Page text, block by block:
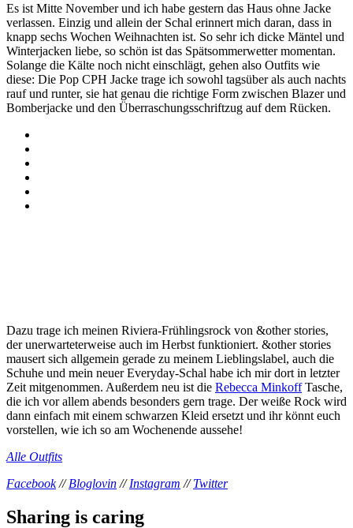
Es ist Mitte November und ich habe gestern das Haus ohne Jacke
verlassen. Einzig und allein der Schal erinnert mich daran, dass in
knapp sechs Wochen Weihnachten ist. So sehr ich dicke Mäntel und
Winterjacken liebe, so schön ist das Spätsommerwetter momentan.
Solange die Kälte noch nicht einschlägt, gehen also Outfits wie
diese: Die Pop CPH Jacke trage ich sowohl tagsüber als auch nachts
rauf und runter, sie hat genau die richtige Form zwischen Blazer und
Bomberjacke und den Überraschungsschriftzug auf dem Rücken.
Dazu trage ich meinen Riviera-Frühlingsrock von &other stories,
der unerwarteterweise auch im Herbst funktioniert. &other stories
mausert sich allgemein gerade zu meinem Lieblingslabel, auch die
Schuhe und mein neuer Everyday-Schal habe ich mir dort in letzter
Zeit mitgenommen. Außerdem neu ist die Rebecca MinkoffTasche,
die ich vor allem abends besonders gern trage. Der weiße Rock wird
dann einfach mit einem schwarzen Kleid ersetzt und ihr könnt euch
vorstellen, wie ich so am Wochenende aussehe!
Alle Outfits
Facebook//Bloglovin //Instagram //Twitter
Sharing is caring